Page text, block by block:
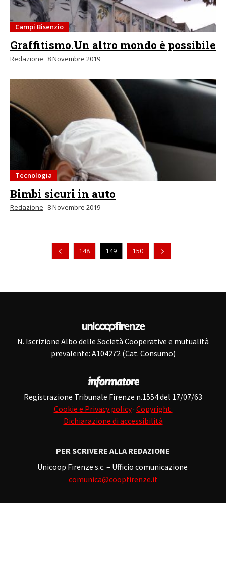
Campi Bisenzio
Graffitismo.Un altro mondo è possibile
Redazione 8 Novembre 2019
Tecnologia
Bimbi sicuri in auto
Redazione 8 Novembre 2019
Pagina precedente
148 149 150
N. Iscrizione Albo delle Società Cooperative e mutualità
prevalente: A104272 (Cat. Consumo)
Registrazione Tribunale Firenze n.1554 del 17/07/63
Cookie e Privacy policy· Copyright
Dichiarazione di accessibilità
PER SCRIVERE ALLA REDAZIONE
Unicoop Firenze s.c. – Ufficio comunicazione
comunica@coopfirenze.it